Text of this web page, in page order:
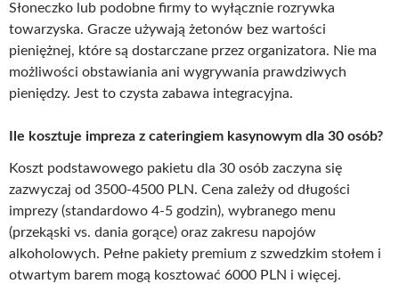
Słoneczko lub podobne firmy to wyłącznie rozrywka
towarzyska. Gracze używają żetonów bez wartości
pieniężnej, które są dostarczane przez organizatora. Nie ma
możliwości obstawiania ani wygrywania prawdziwych
pieniędzy. Jest to czysta zabawa integracyjna.
Ile kosztuje impreza z cateringiem kasynowym dla 30 osób?
Koszt podstawowego pakietu dla 30 osób zaczyna się
zazwyczaj od 3500-4500 PLN. Cena zależy od długości
imprezy (standardowo 4-5 godzin), wybranego menu
(przekąski vs. dania gorące) oraz zakresu napojów
alkoholowych. Pełne pakiety premium z szwedzkim stołem i
otwartym barem mogą kosztować 6000 PLN i więcej.